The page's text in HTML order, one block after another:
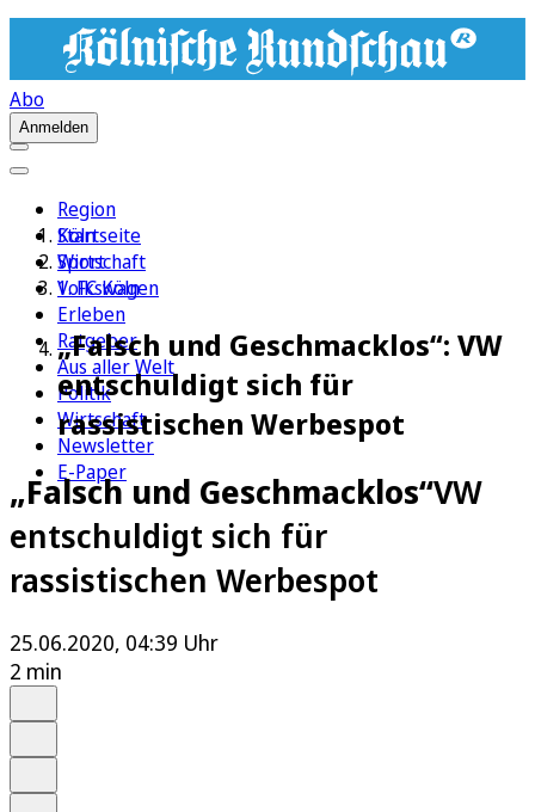
Abo
Anmelden
Region
Köln
Sport
1. FC Köln
Erleben
Ratgeber
Aus aller Welt
Politik
Wirtschaft
Newsletter
E-Paper
Startseite
Wirtschaft
Volkswagen
„Falsch und Geschmacklos“: VW
entschuldigt sich für
rassistischen Werbespot
„Falsch und Geschmacklos“VW
entschuldigt sich für
rassistischen Werbespot
25.06.2020, 04:39 Uhr
2 min